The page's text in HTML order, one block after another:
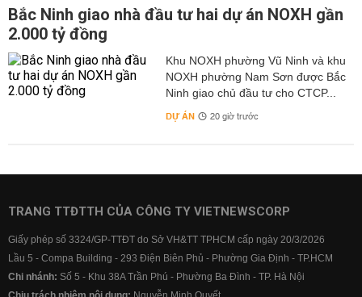
Bắc Ninh giao nhà đầu tư hai dự án NOXH gần
2.000 tỷ đồng
Khu NOXH phường Vũ Ninh và khu
NOXH phường Nam Sơn được Bắc
Ninh giao chủ đầu tư cho CTCP...
DỰ ÁN 20 giờ trước
TRANG TTĐTTH CỦA CÔNG TY VIETNEWSCORP
Giấy phép số 3324/GP-TTĐT do Sở VH&TT TPHCM cấp ngày 20/3/2026
Lầu 5 - Compa Building - 293 Điện Biên Phủ - Phường Gia Định - TP.HCM
Chi nhánh: Số 5 - Khu 38A Trần Phú - Phường Ba Đình - TP. Hà Nội